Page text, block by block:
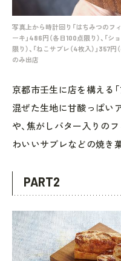
写真上から時計回り「はちみつのフ
ーキ」486円（各日100点限り）、「
限り）、「ねこサブレ（4枚入）」357
のみ出店
京都市壬生に店を構える
混ぜた生地に甘酸っぱい
や、焦がしバター入りの
わいいサブレなどの焼き
PART2